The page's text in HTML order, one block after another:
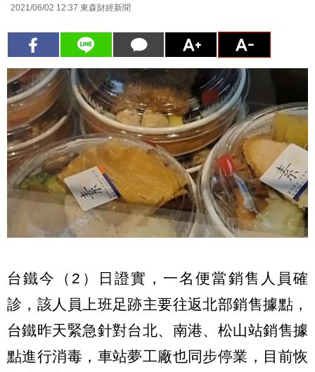
2021/06/02 12:37 東森財經新聞
台鐵今（2）日證實，一名便當銷售人員確
診，該人員上班足跡主要往返北部銷售據點，
台鐵昨天緊急針對台北、南港、松山站銷售據
點進行消毒，車站夢工廠也同步停業，目前恢